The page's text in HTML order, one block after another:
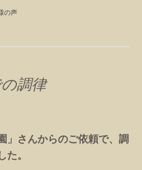
の声
調律
」さんからのご依頼で、調
。